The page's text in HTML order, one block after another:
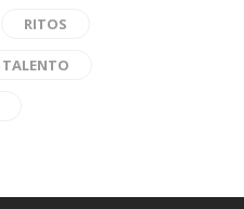
RITOS
TALENTO